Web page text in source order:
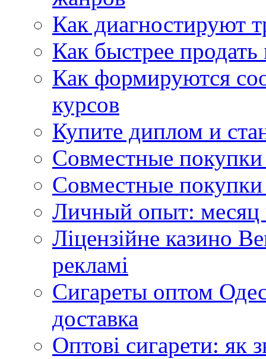
Как диагностируют
Как быстрее
Как формируются
курсов
Купите диплом и
Совместные
Совместные покупки
Личный опыт: месяц
Ліцензійне казино
рекламі
Сигареты оптом
доставка
Оптові сигарети: як